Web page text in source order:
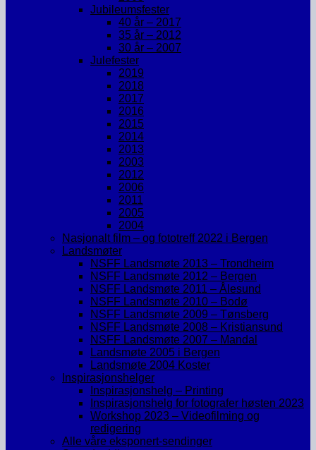
Jubileumsfester
40 år – 2017
35 år – 2012
30 år – 2007
Julefester
2019
2018
2017
2016
2015
2014
2013
2003
2012
2006
2011
2005
2004
Nasjonalt film – og fototreff 2022 i Bergen
Landsmøter
NSFF Landsmøte 2013 – Trondheim
NSFF Landsmøte 2012 – Bergen
NSFF Landsmøte 2011 – Ålesund
NSFF Landsmøte 2010 – Bodø
NSFF Landsmøte 2009 – Tønsberg
NSFF Landsmøte 2008 – Kristiansund
NSFF Landsmøte 2007 – Mandal
Landsmøte 2005 i Bergen
Landsmøte 2004 Koster
Inspirasjonshelger
Inspirasjonshelg – Printing
Inspirasjonshelg for fotografer høsten 2023
Workshop 2023 – Videofilming og
redigering
Alle våre eksponert-sendinger